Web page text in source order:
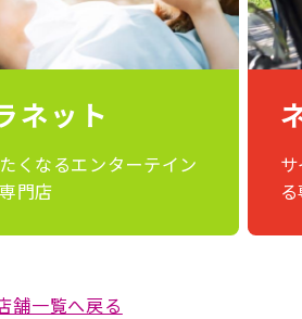
ネット
くなるエンターテイン
門店
舗一覧へ戻る